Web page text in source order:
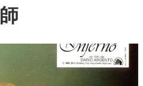
師